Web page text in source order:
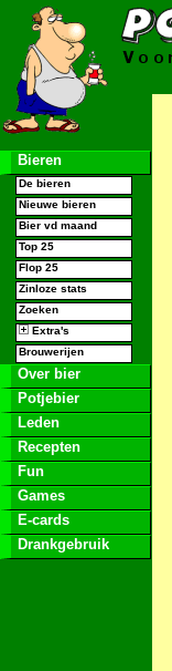
Bieren
De bieren
Nieuwe bieren
Bier vd maand
Top 25
Flop 25
Zinloze stats
Zoeken
Extra's
Brouwerijen
Over bier
Potjebier
Leden
Recepten
Fun
Games
E-cards
Drankgebruik